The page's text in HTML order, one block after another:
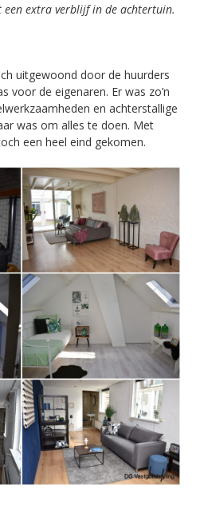
een extra verblijf in de achtertuin.
uitgewoond door de huurders
voor de eigenaren. Er was zo’n
en achterstallige
was om alles te doen. Met
een heel eind gekomen.